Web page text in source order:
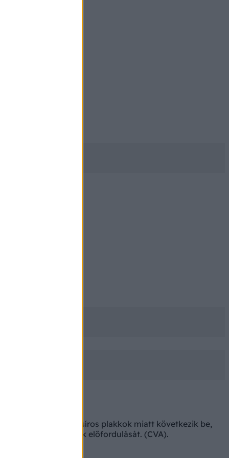
artériáit.
felhalmozódó zsíros plakkok miatt következik be,
balesetek előfordulását. (CVA).